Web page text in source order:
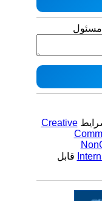
Creative
قابل